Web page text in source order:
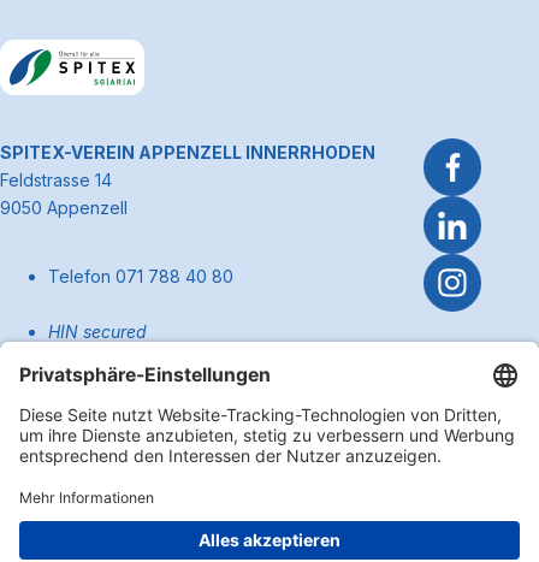
~Kontaktinformationen
SPITEX-VEREIN APPENZELL INNERRHODEN
Feldstrasse 14
9050 Appenzell
Telefon 071 788 40 80
HIN secured
info@spitexai.ch (allgemein)
Kontakt
DisclaimerDatenschutzerklärung